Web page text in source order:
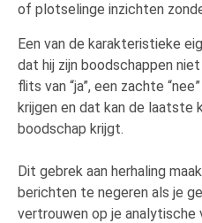
of plotselinge inzichten
Een van de karakteristieke
dat hij zijn boodschappen
flits van “ja”, een zachte
krijgen en dat kan de laatste
boodschap krijgt.
Dit gebrek aan herhaling
berichten te negeren als je
vertrouwen op je analytische